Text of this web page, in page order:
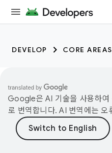
DEVELOP CORE AREAS
Google은 AI 기술을 사용하여
로 번역합니다. AI 번역에는 오